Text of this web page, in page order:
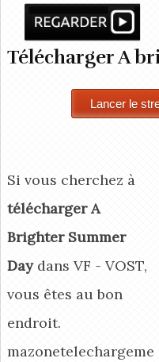
Télécharger A
Si vous cherchez à
télécharger A
Brighter Summer
Daydans VF - VOST,
vous êtes au bon
endroit.
mazonetelechargeme